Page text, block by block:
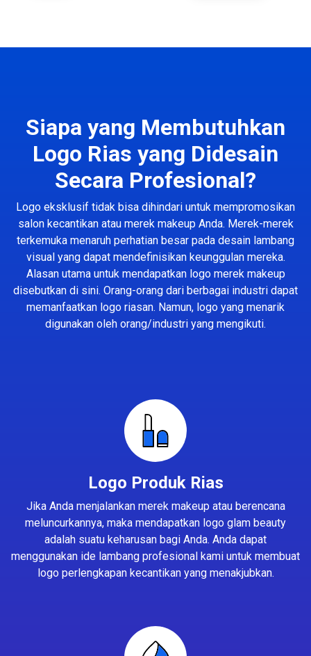
Siapa yang Membutuhkan
Logo Rias yang Didesain
Secara Profesional?
Logo eksklusif tidak bisa dihindari untuk mempromosikan
salon kecantikan atau merek makeup Anda. Merek-merek
terkemuka menaruh perhatian besar pada desain lambang
visual yang dapat mendefinisikan keunggulan mereka.
Alasan utama untuk mendapatkan logo merek makeup
disebutkan di sini. Orang-orang dari berbagai industri dapat
memanfaatkan logo riasan. Namun, logo yang menarik
digunakan oleh orang/industri yang mengikuti.
Logo Produk Rias
Jika Anda menjalankan merek makeup atau berencana
meluncurkannya, maka mendapatkan logo glam beauty
adalah suatu keharusan bagi Anda. Anda dapat
menggunakan ide lambang profesional kami untuk membuat
logo perlengkapan kecantikan yang menakjubkan.